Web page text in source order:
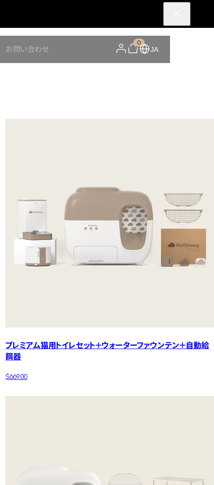
お問い合わせ
0
JA
プレミアム猫用トイレセット＋ウォーターファウンテン＋自動給
餌器
$669.00